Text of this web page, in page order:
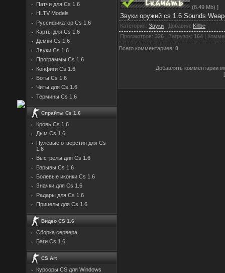
Патчи для Cs 1.6
HLTV Models
Руссификатор Cs 1.6
Карты для Cs 1.6
Демки Cs 1.6
Звуки Cs 1.6
Программы Cs 1.6
Конфиги Cs 1.6
Боты Cs 1.6
Читы для Cs 1.6
Термины Cs 1.6
Спрайты Cs 1.6
Кровь Cs 1.6
Дым Cs 1.6
Пулевые отверстия для Cs
1.6
Выстрелы для Cs 1.6
Взрывы Cs 1.6
Болевые иконки Cs 1.6
Значки для Cs 1.6
Радары для Cs 1.6
Прицелы для Cs 1.6
Видео CS 1.6
Сборка сервера
Баги Cs 1.6
CS Art
Курсоры CS для Windows
(8.49 Mb) ]
Звуки оружий cs 1.6 Sounds
Категория: Звуки | Добавил: Killbe
Просмотров: 326 | Загрузок: 164 |
Всего комментариев: 0
Добавлять комментарии